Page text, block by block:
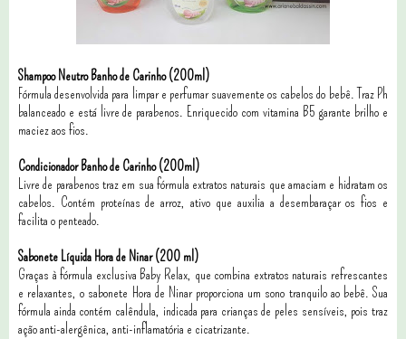
Shampoo Neutro Banho de Carinho (200ml)
Fórmula desenvolvida para limpar e perfumar suavemente os cabelos do bebê. Traz Ph
balanceado e está livre de parabenos. Enriquecido com vitamina B5 garante brilho e
maciez aos fios.
Condicionador Banho de Carinho (200ml)
Livre de parabenos traz em sua fórmula extratos naturais que amaciam e hidratam os
cabelos. Contém proteínas de arroz, ativo que auxilia a desembaraçar os fios e
facilita o penteado.
Sabonete Líquida Hora de Ninar (200 ml)
Graças à fórmula exclusiva Baby Relax, que combina extratos naturais refrescantes
e relaxantes, o sabonete Hora de Ninar proporciona um sono tranquilo ao bebê. Sua
fórmula ainda contém calêndula, indicada para crianças de peles sensíveis, pois traz
ação anti-alergênica, anti-inflamatória e cicatrizante.